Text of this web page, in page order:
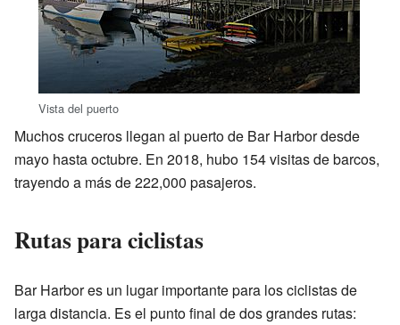
Vista del puerto
Muchos cruceros llegan al puerto de Bar Harbor desde
mayo hasta octubre. En 2018, hubo 154 visitas de barcos,
trayendo a más de 222,000 pasajeros.
Rutas para ciclistas
Bar Harbor es un lugar importante para los ciclistas de
larga distancia. Es el punto final de dos grandes rutas: